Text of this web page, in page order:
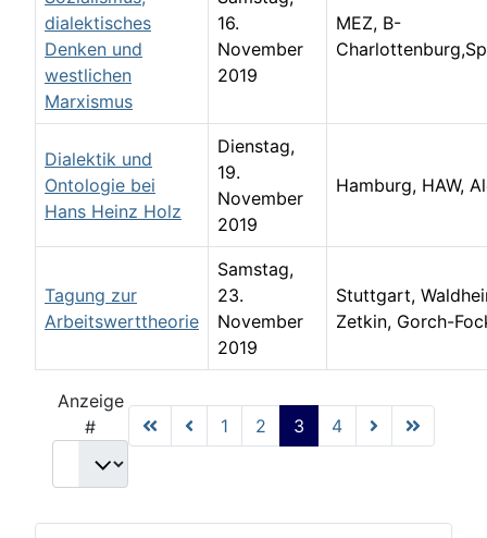
dialektisches
Denken und
westlichen
Marxismus
16.
November
2019
MEZ, B-
Dialektik und
Ontologie bei
Hans Heinz Holz
Dienstag,
19.
November
2019
Hamburg, HAW,
Tagung zur
Arbeitswerttheorie
Samstag,
23.
November
2019
Stuttgart,
Zetkin, Gorch-
Limite der Paginierungsliste
Anzeige
#
1 2 3 4